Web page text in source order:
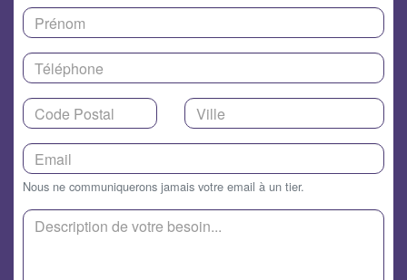
Nous ne communiquerons jamais votre email à un tier.